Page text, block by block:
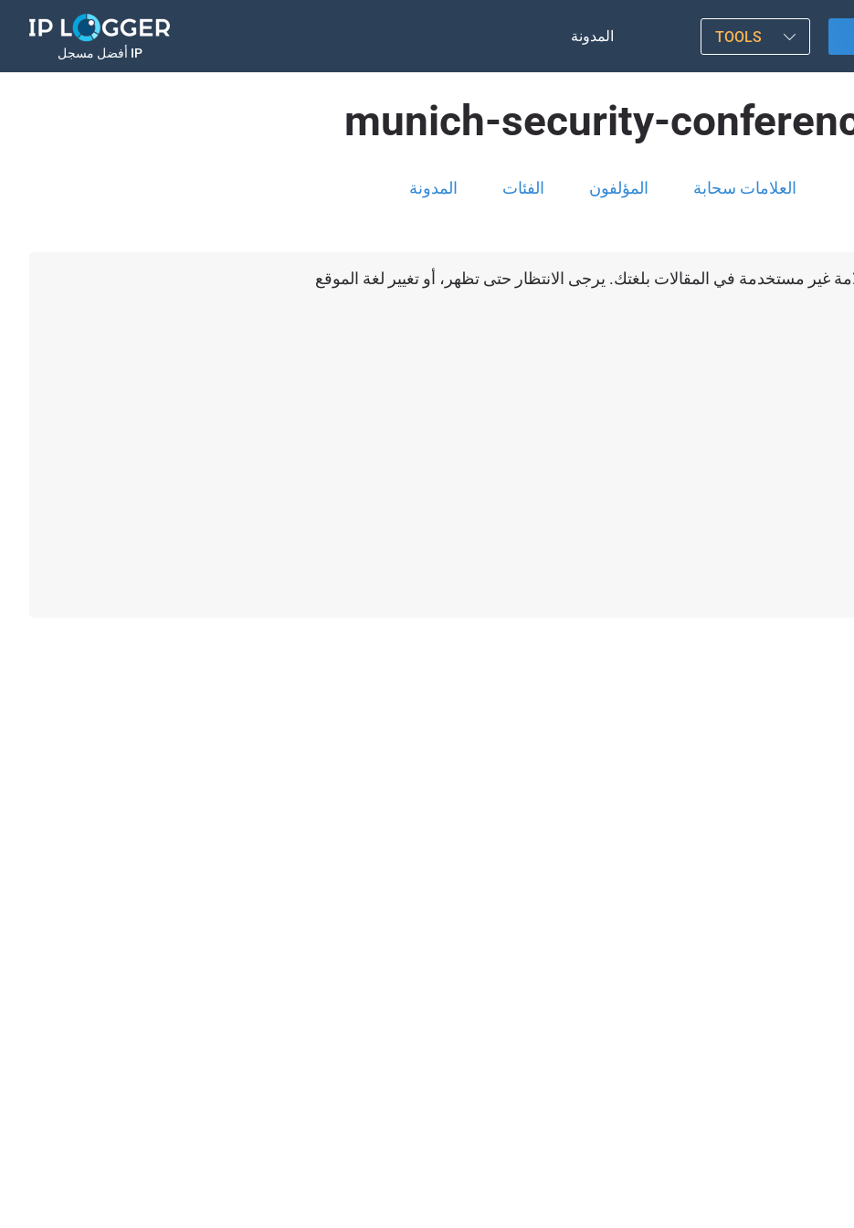
أفضل مسجل IP
المدونة TOOLS
munich-security-
المدونة الفئات المؤلفون العلامات سحابة